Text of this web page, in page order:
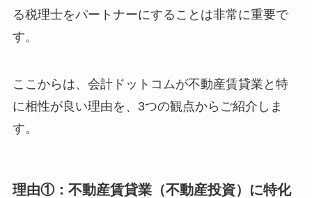
る税理士をパートナーにすることは非常に重要で
す。
ここからは、会計ドットコムが不動産賃貸業と特
に相性が良い理由を、3つの観点からご紹介しま
す。
理由①：不動産賃貸業（不動産投資）に特化